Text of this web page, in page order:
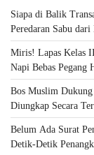
Siapa di Balik
Peredaran Sabu
Miris! Lapas Kelas
Napi Bebas Pegang
Bos Muslim
Diungkap Secara
Belum Ada Surat
Detik-Detik